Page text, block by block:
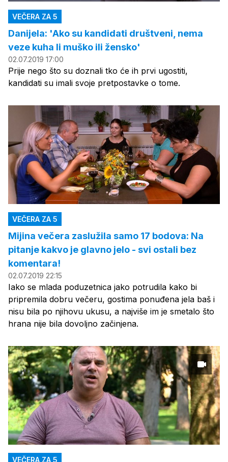
VEČERA ZA 5
Danijela: 'Ako su kandidati društveni, nema
veze kuha li muško ili žensko'
02.07.2019 17:00
Prije nego što su doznali tko će ih prvi ugostiti,
kandidati su imali svoje pretpostavke o tome.
VEČERA ZA 5
Mijina večera zaslužila samo 17 bodova: Na
pitanje kakvo je glavno jelo - svi ostali bez
komentara!
02.07.2019 22:15
Iako se mlada poduzetnica jako potrudila kako bi
pripremila dobru večeru, gostima ponuđena jela baš i
nisu bila po njihovu ukusu, a najviše im je smetalo što
hrana nije bila dovoljno začinjena.
VEČERA ZA 5